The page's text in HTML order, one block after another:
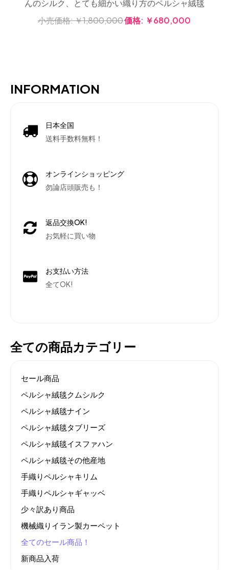
んのシルク、とても細かい織り方のペルシャ絨毯
小売価格:￥1,800,000価格: ￥680,000
INFORMATION
日本全国
送料手数料無料！
オンラインショッピング
勿論店頭販売も！
返品交換OK!
お気軽に買い物
お支払い方法
全てOK!
全ての商品カテゴリー
セール商品
ペルシャ絨毯クムシルク
ペルシャ絨毯ナイン
ペルシャ絨毯タブリーズ
ペルシャ絨毯イスファハン
ペルシャ絨毯その他産地
手織りペルシャキリム
手織りペルシャギャッベ
少々訳あり商品
機械織りイラン製カーペット
全てのセール商品！
新商品入荷